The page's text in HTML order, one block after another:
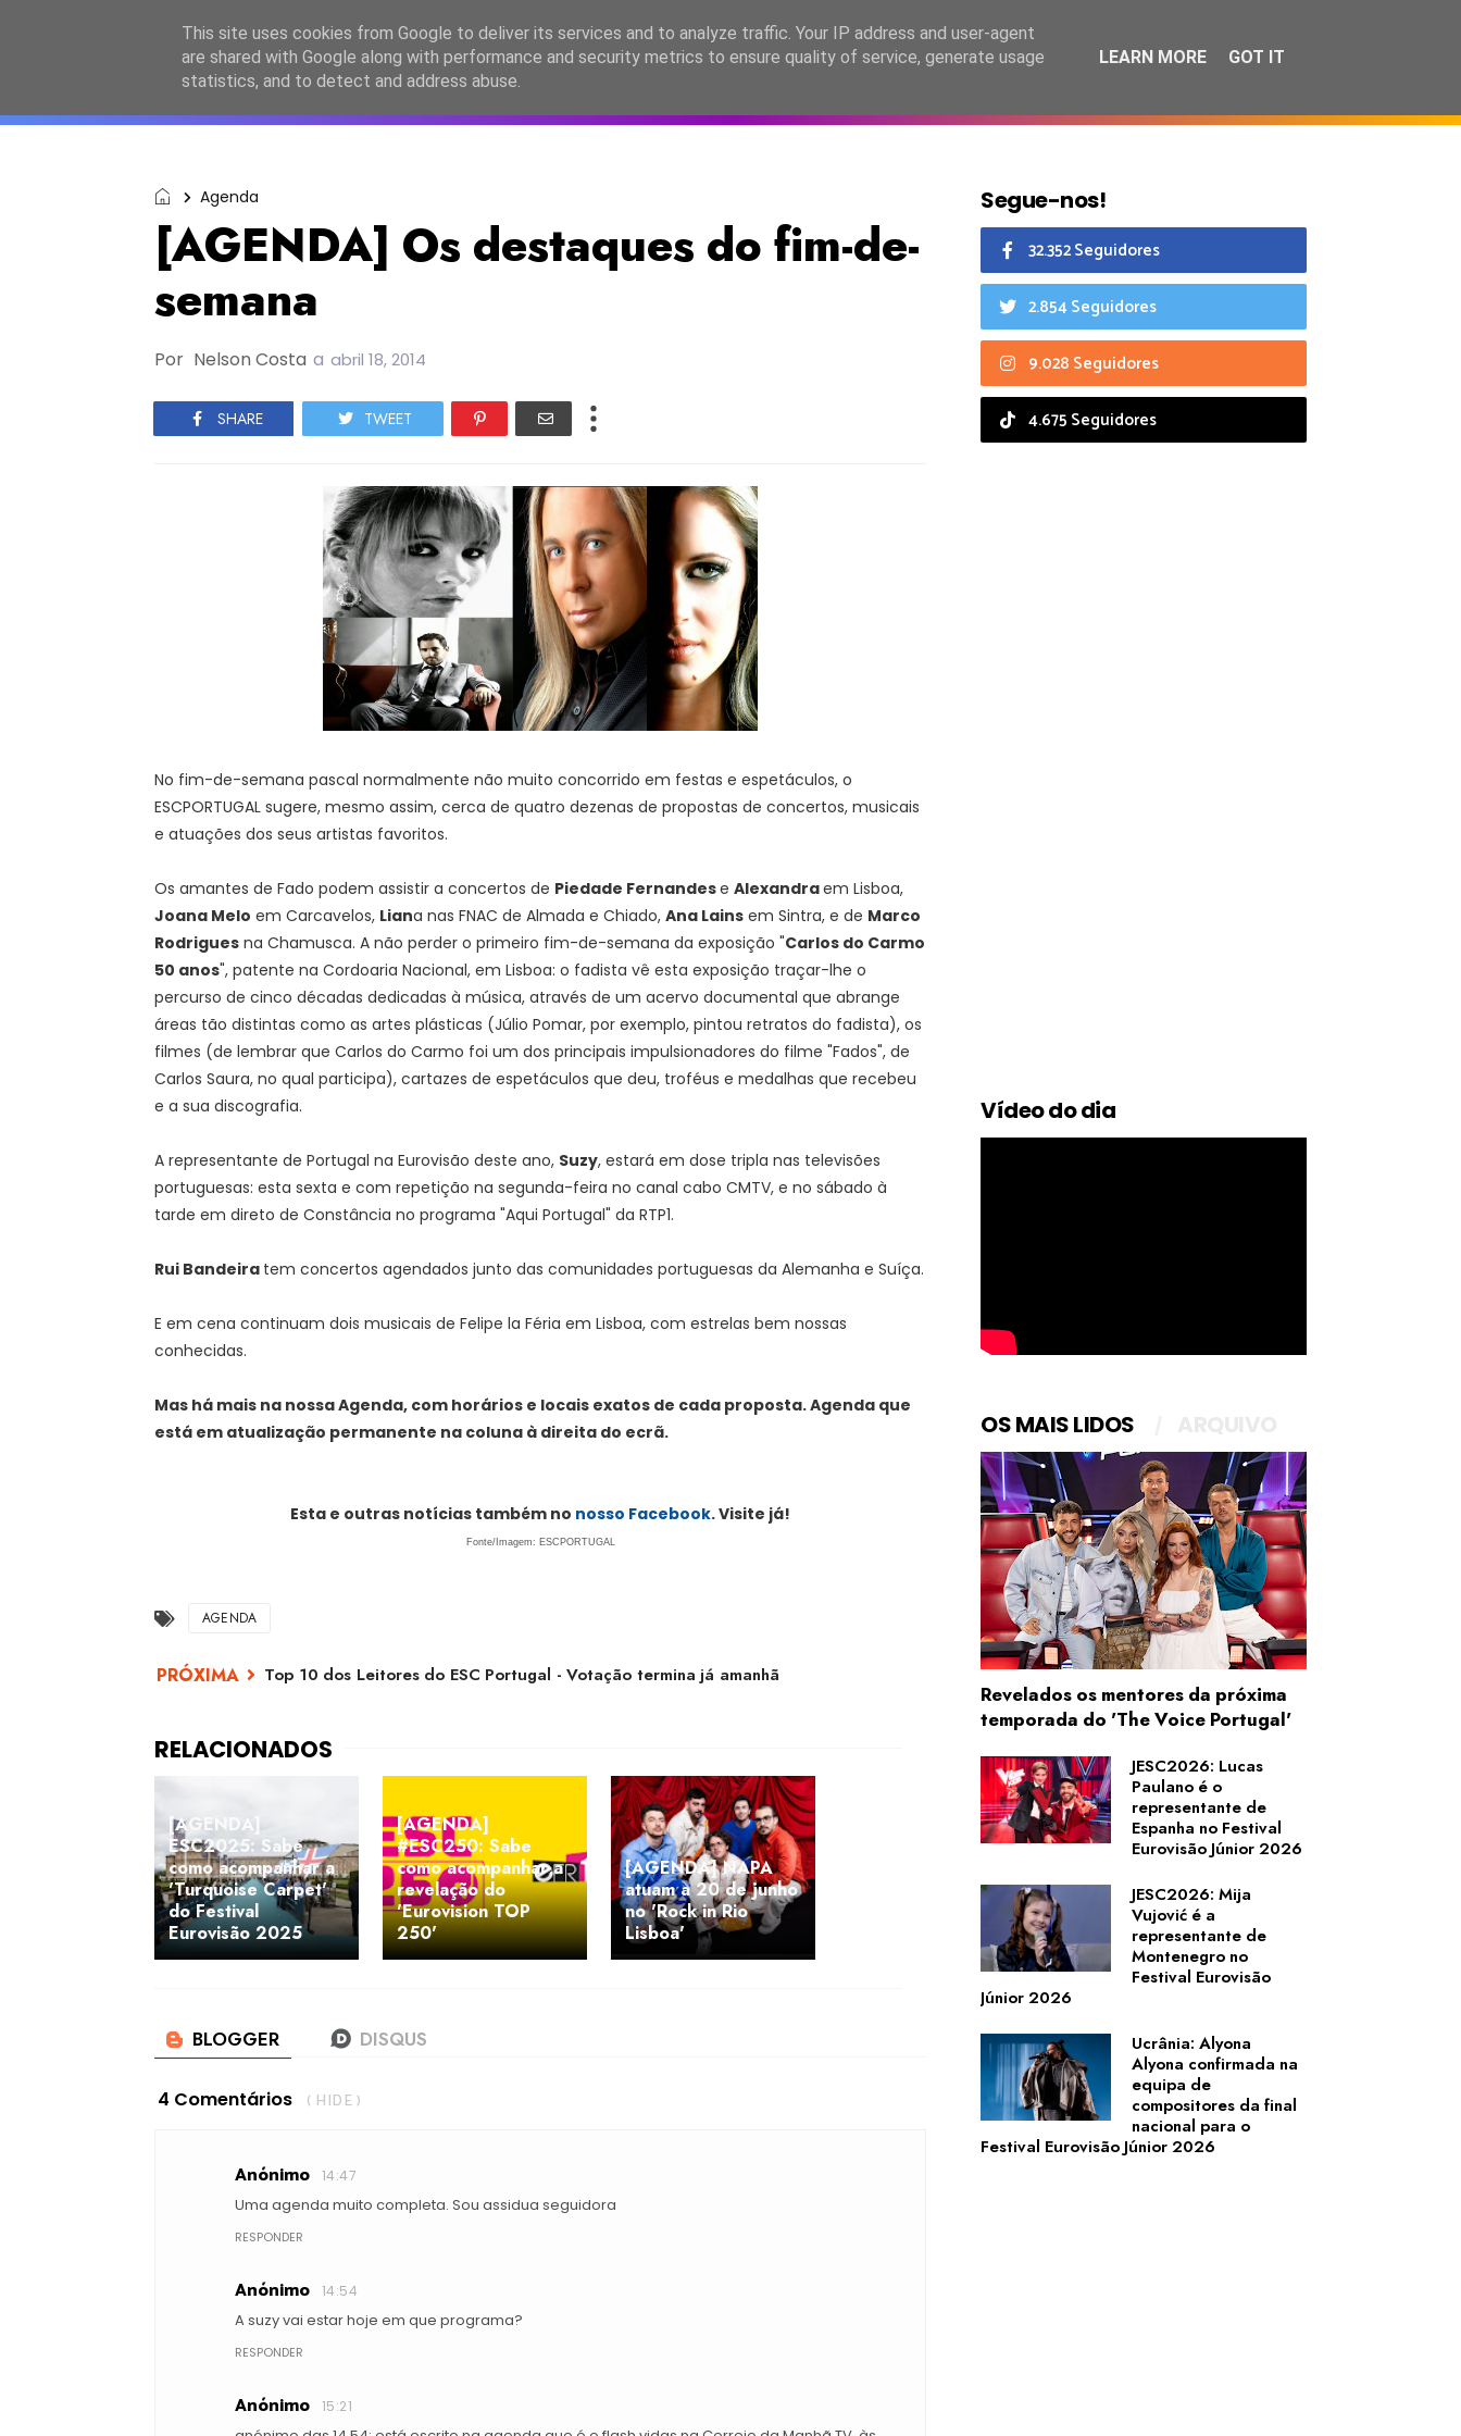
ESC2027 JESC2026 FC2026 EASC2026 PORTUGAL LANÇAMENTOS ESPECIAIS CALENDÁRIO
Agenda
[AGENDA] Os destaques do fim-de-
semana
Por Nelson Costa a abril 18, 2014
SHARE TWEET
No fim-de-semana pascal normalmente não muito concorrido em festas e espetáculos, o
ESCPORTUGAL sugere, mesmo assim, cerca de quatro dezenas de propostas de concertos, musicais
e atuações dos seus artistas favoritos.
Os amantes de Fado podem assistir a concertos de Piedade Fernandese Alexandraem Lisboa,
Joana Melo em Carcavelos, Liana nas FNAC de Almada e Chiado, Ana Lains em Sintra, e de Marco
Rodrigues na Chamusca. A não perder o primeiro fim-de-semana da exposição "Carlos do Carmo
50 anos", patente na Cordoaria Nacional, em Lisboa: o fadista vê esta exposição traçar-lhe o
percurso de cinco décadas dedicadas à música, através de um acervo documental que abrange
áreas tão distintas como as artes plásticas (Júlio Pomar, por exemplo, pintou retratos do fadista), os
filmes (de lembrar que Carlos do Carmo foi um dos principais impulsionadores do filme "Fados", de
Carlos Saura, no qual participa), cartazes de espetáculos que deu, troféus e medalhas que recebeu
e a sua discografia.
A representante de Portugal na Eurovisão deste ano, Suzy, estará em dose tripla nas televisões
portuguesas: esta sexta e com repetição na segunda-feira no canal cabo CMTV, e no sábado à
tarde em direto de Constância no programa "Aqui Portugal" da RTP1.
Rui Bandeira tem concertos agendados junto das comunidades portuguesas da Alemanha e Suíça.
E em cena continuam dois musicais de Felipe la Féria em Lisboa, com estrelas bem nossas
conhecidas.
Mas há mais na nossa Agenda, com horários e locais exatos de cada proposta. Agenda que
está em atualização permanente na coluna à direita do ecrã.
Esta e outras notícias também no nosso Facebook. Visite já!
Fonte/Imagem: ESCPORTUGAL
AGENDA
Top 10 dos Leitores do ESC Portugal - Votação termina já amanhã
[AGENDA]
ESC2025: Sabe
como acompanhar a
'Turquoise Carpet'
do Festival
Eurovisão 2025
[AGENDA]
#ESC250: Sabe
como acompanhar a
revelação do
'Eurovision TOP
250'
[AGENDA] NAPA
atuam a 20 de junho
no 'Rock in Rio
Lisboa'
4 Comentários ( HIDE )
Anónimo 14:47
Uma agenda muito completa. Sou assidua seguidora
RESPONDER
Anónimo 14:54
A suzy vai estar hoje em que programa?
RESPONDER
Anónimo 15:21
Segue-nos!
32.352 Seguidores
2.854 Seguidores
9.028 Seguidores
4.675 Seguidores
Vídeo do dia
OS MAIS LIDOS
Revelados os mentores da próxima
temporada do 'The Voice Portugal'
JESC2026: Lucas
Paulano é o
representante de
Espanha no Festival
Eurovisão Júnior 2026
JESC2026: Mija
Vujović é a
representante de
Montenegro no
Festival Eurovisão
Júnior 2026
Ucrânia: Alyona
Alyona confirmada na
equipa de
compositores da final
nacional para o
Festival Eurovisão Júnior 2026
This site uses cookies from Google to deliver its services and to analyze traffic. Your IP address and user-agent
are shared with Google along with performance and security metrics to ensure quality of service, generate usage
statistics, and to detect and address abuse.
LEARN MORE GOT IT